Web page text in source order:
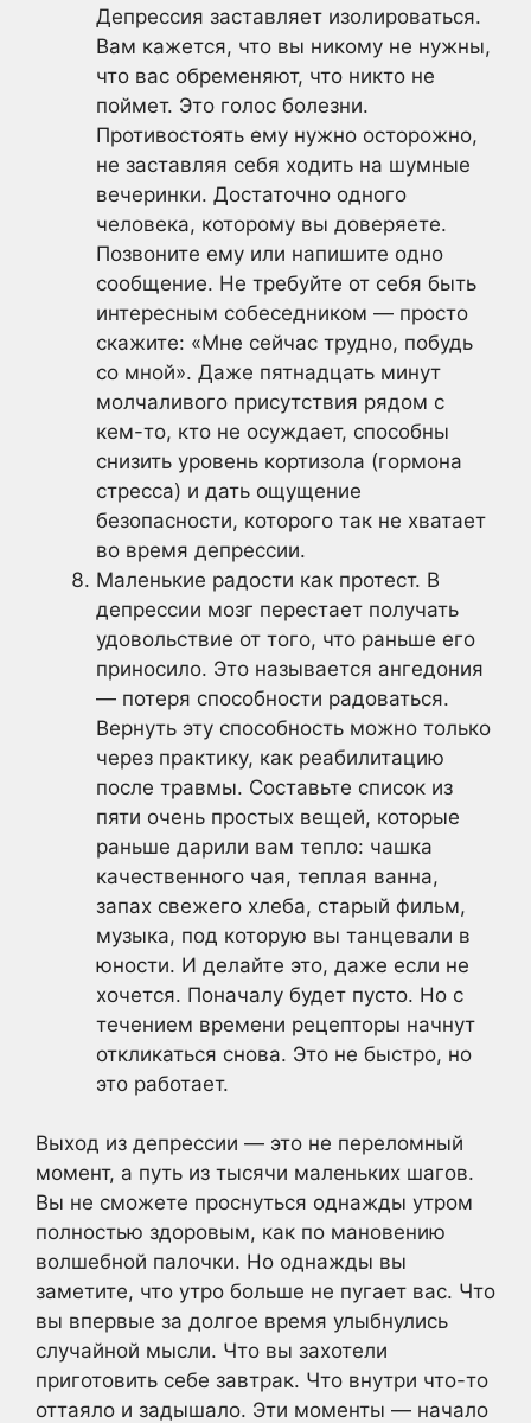
Депрессия заставляет изолироваться.
Вам кажется, что вы никому не нужны,
что вас обременяют, что никто не
поймет. Это голос болезни.
Противостоять ему нужно осторожно,
не заставляя себя ходить на шумные
вечеринки. Достаточно одного
человека, которому вы доверяете.
Позвоните ему или напишите одно
сообщение. Не требуйте от себя быть
интересным собеседником — просто
скажите: «Мне сейчас трудно, побудь
со мной». Даже пятнадцать минут
молчаливого присутствия рядом с
кем-то, кто не осуждает, способны
снизить уровень кортизола (гормона
стресса) и дать ощущение
безопасности, которого так не хватает
во время депрессии.
Маленькие радости как протест. В
депрессии мозг перестает получать
удовольствие от того, что раньше его
приносило. Это называется ангедония
— потеря способности радоваться.
Вернуть эту способность можно только
через практику, как реабилитацию
после травмы. Составьте список из
пяти очень простых вещей, которые
раньше дарили вам тепло: чашка
качественного чая, теплая ванна,
запах свежего хлеба, старый фильм,
музыка, под которую вы танцевали в
юности. И делайте это, даже если не
хочется. Поначалу будет пусто. Но с
течением времени рецепторы начнут
откликаться снова. Это не быстро, но
это работает.
Выход из депрессии — это не переломный
момент, а путь из тысячи маленьких шагов.
Вы не сможете проснуться однажды утром
полностью здоровым, как по мановению
волшебной палочки. Но однажды вы
заметите, что утро больше не пугает вас. Что
вы впервые за долгое время улыбнулись
случайной мысли. Что вы захотели
приготовить себе завтрак. Что внутри что-то
оттаяло и задышало. Эти моменты — начало